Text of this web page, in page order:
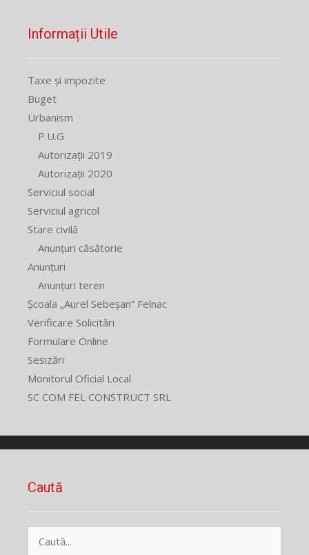
Informații Utile
Taxe și impozite
Buget
Urbanism
P.U.G
Autorizații 2019
Autorizații 2020
Serviciul social
Serviciul agricol
Stare civilă
Anunțuri căsătorie
Anunțuri
Anunțuri teren
Școala „Aurel Sebeșan” Felnac
Verificare Solicitări
Formulare Online
Sesizări
Monitorul Oficial Local
SC COM FEL CONSTRUCT SRL
Caută
după: